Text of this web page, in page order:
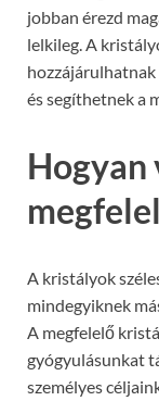
jobban érezd
lelkileg. A
és segíthetnek a
Hogyan
A kristályok
mindegyiknek
A megfelelő
gyógyulásunkat
személyes